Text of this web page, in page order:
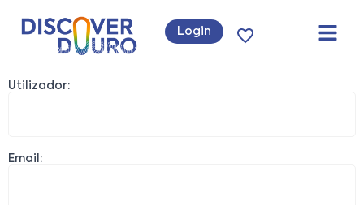
Login
Utilizador:
Email: